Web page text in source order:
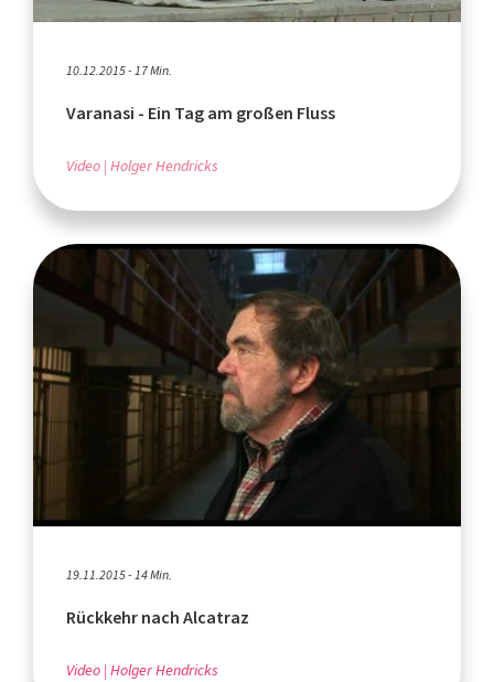
10.12.2015 - 17 Min.
Varanasi - Ein Tag am großen Fluss
Video Holger Hendricks
19.11.2015 - 14 Min.
Rückkehr nach Alcatraz
Video Holger Hendricks